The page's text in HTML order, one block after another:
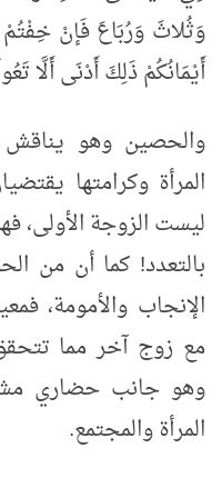
وَثُلاثَ وَرُبَاعَ فَإنْ خِفْتُمْ
أَيْمَانُكُمْ ذَلِكَ أَدْنَى أَلَّا
والحصين وهو
المرأة وكرامتها
ليست الزوجة الأولى،
بالتعدد! كما أن من
الإنجاب والأمومة،
مع زوج آخر مما
وهو جانب حضاري
المرأة والمجتمع.